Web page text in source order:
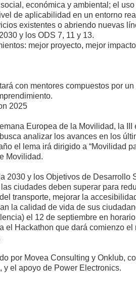
económica y ambiental; el
de aplicabilidad en un entorno
existentes o abriendo nuevas
y los ODS 7, 11 y 13.
mejor proyecto, mejor
con mentores compuestos por
2025
Europea de la Movilidad, la
analizar los avances en los
el lema irá dirigido a “Movilidad
Movilidad.
2030 y los Objetivos de Desarrollo
ciudades deben superar para
transporte, mejorar la
la calidad de vida de sus
el 12 de septiembre en
el Hackathon que dará comienzo el
por Movea Consulting y Onklub,
y el apoyo de Power Electronics.